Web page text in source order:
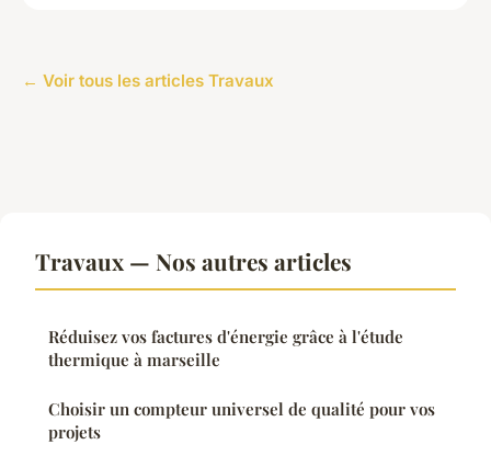
← Voir tous les articles Travaux
Travaux — Nos autres articles
Réduisez vos factures d'énergie grâce à l'étude
thermique à marseille
Choisir un compteur universel de qualité pour vos
projets